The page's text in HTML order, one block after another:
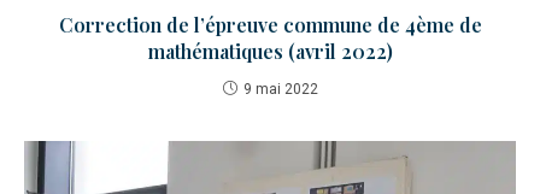
Correction de l’épreuve commune de 4ème de
mathématiques (avril 2022)
9 mai 2022